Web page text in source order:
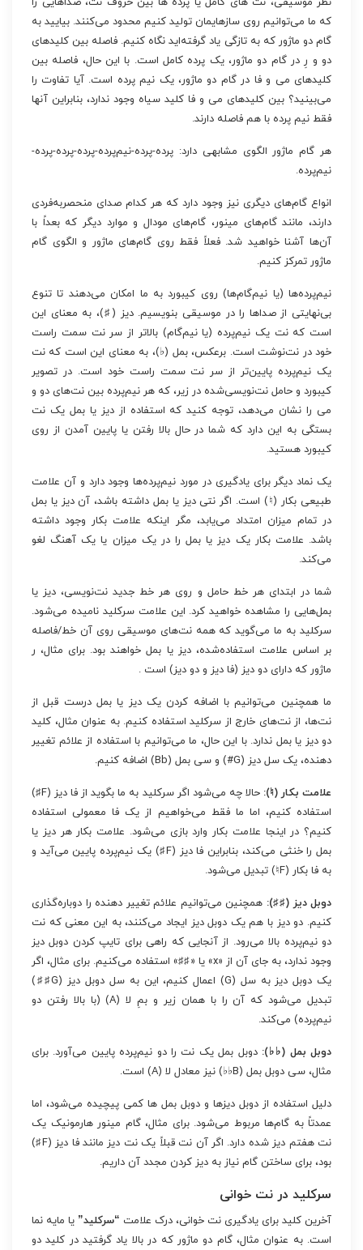
که ما می‌توانیم روی سازهایمان تولید کنیم محدود می‌کنند. بیایید به
گام دو ماژور که به تازگی یاد گرفته‌اید نگاه کنیم. فاصله بین کلیدهای
دو و رِ در گام دو ماژور، یک پرده کامل است. با این حال، فاصله بین
کلیدهای می و فا در گام دو ماژور، یک نیم پرده است. آیا تفاوت را
می‌بینید؟ بین کلیدهای می و فا کلید سیاه وجود ندارد، بنابراین آنها
فقط نیم پرده با هم فاصله دارند.
هر گام ماژور الگوی مشابهی دارد: پرده-پرده-نیم‌پرده-پرده-پرده-پرده-
نیم‌پرده.
انواع گام‌های دیگری نیز وجود دارد که هر کدام صدای منحصربه‌فردی
دارند، مانند گام‌های مینور، گام‌های مودال و موارد دیگر که بعداً با
آن‌ها آشنا خواهید شد. فعلاً فقط روی گام‌های ماژور و الگوی گام
ماژور تمرکز کنیم.
نیم‌پرده‌ها (یا نیم‌گام‌ها) روی کیبورد به ما امکان می‌دهند تا تنوع
بی‌نهایتی از صداها را در موسیقی بنویسیم. دیز (♯)، به معنای این
است که نت یک نیم‌پرده (یا نیم‌گام) بالاتر از سر نت سمت راست
خود در نت‌نوشت است. برعکس، بمل (♭)، به معنای این است که نت
یک نیم‌پرده پایین‌تر از سر نت سمت راست خود است. در تصویر
کیبورد و حامل نت‌نویسی‌شده در زیر، که هر نیم‌پرده بین نت‌های دو و
می را نشان می‌دهد، توجه کنید که استفاده از دیز یا بمل یک نت
بستگی به این دارد که شما در حال بالا رفتن یا پایین آمدن از روی
کیبورد هستید.
یک نماد دیگر برای یادگیری در مورد نیم‌پرده‌ها وجود دارد و آن علامت
طبیعی بکار (♮) است. اگر نتی دیز یا بمل داشته باشد، آن دیز یا بمل
در تمام میزان امتداد می‌یابد، مگر اینکه علامت بکار وجود داشته
باشد. علامت بکار یک دیز یا بمل را در یک میزان یا یک آهنگ لغو
می‌کند.
شما در ابتدای هر خط حامل و روی هر خط جدید نت‌نویسی، دیز یا
بمل‌هایی را مشاهده خواهید کرد. این علامت سرکلید نامیده می‌شود.
سرکلید به ما می‌گوید که همه نت‌های موسیقی روی آن خط/فاصله
بر اساس علامت استفاده‌شده، دیز یا بمل خواهند بود. برای مثال، ر
ماژور که دارای دو دیز (فا دیز و دو دیز) است .
ما همچنین می‌توانیم با اضافه کردن یک دیز یا بمل درست قبل از
نت‌ها، از نت‌های خارج از سرکلید استفاده کنیم. به عنوان مثال، کلید
دو دیز یا بمل ندارد. با این حال، ما می‌توانیم با استفاده از علائم تغییر
دهنده، یک سل دیز (G#) و سی بمل (Bb) اضافه کنیم.
علامت بکار (♮):
حالا چه می‌شود اگر سرکلید به ما بگوید از فا دیز (F♯)
استفاده کنیم، اما ما فقط می‌خواهیم از یک فا معمولی استفاده
کنیم؟ در اینجا علامت بکار وارد بازی می‌شود. علامت بکار هر دیز یا
بمل را خنثی می‌کند، بنابراین فا دیز (F♯) یک نیم‌پرده پایین می‌آید و
به فا بکار (F♮) تبدیل می‌شود.
دوبل دیز (♯♯): همچنین می‌توانیم علائم تغییر دهنده را دوباره‌گذاری
کنیم. دو دیز با هم یک دوبل دیز ایجاد می‌کنند، به این معنی که نت
دو نیم‌پرده بالا می‌رود. از آنجایی که راهی برای تایپ کردن دوبل دیز
وجود ندارد، به جای آن از «x» یا «♯♯» استفاده می‌کنیم. برای مثال، اگر
یک دوبل دیز به سل (G) اعمال کنیم، این به سل دوبل دیز (G♯♯)
تبدیل می‌شود که آن را با همان زیر و بمِ لا (A) (با بالا رفتن دو
نیم‌پرده) می‌کند.
دوبل بمل (♭♭):دوبل بمل یک نت را دو نیم‌پرده پایین می‌آورد. برای
مثال، سی دوبل بمل (B♭♭) نیز معادل لا (A) است.
دلیل استفاده از دوبل دیزها و دوبل بمل ها کمی پیچیده می‌شود، اما
عمدتاً به گام‌ها مربوط می‌شود. برای مثال، گام مینور هارمونیک یک
نت هفتم دیز شده دارد. اگر آن نت قبلاً یک نت دیز مانند فا دیز (F♯)
بود، برای ساختن گام نیاز به دیز کردن مجدد آن داریم.
سرکلید در نت خوانی
آخرین کلید برای یادگیری نت خوانی، درک علامت “سرکلید” یا مایه نما
است. به عنوان مثال، گام دو ماژور که در بالا یاد گرفتید در کلید دو